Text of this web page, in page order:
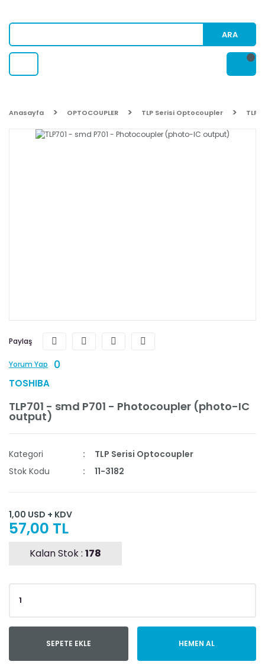
ARA
Anasayfa OPTOCOUPLER TLP Serisi Optocoupler
Paylaş
Yorum Yap 0
TOSHIBA
TLP701 - smd P701 - Photocoupler (photo-IC
output)
Kategori
TLP Serisi Optocoupler
Stok Kodu
11-3182
1,00 USD + KDV
57,00 TL
Kalan Stok : 178
SEPETE EKLE HEMEN AL